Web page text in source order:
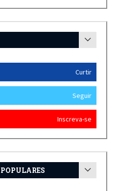
Curtir
Seguir
Inscreva-se